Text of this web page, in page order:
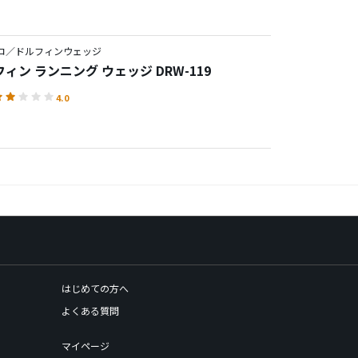
／ドルフィンウェッジ
ィン ランニング ウェッジ DRW-119
4.0
はじめての方へ
よくある質問
マイページ